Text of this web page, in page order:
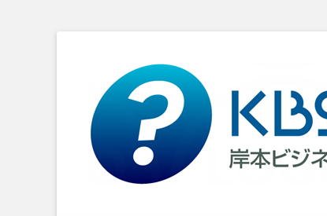
岸本ビジネス
小さな会社・小さなお店のIT経営をナビゲーション